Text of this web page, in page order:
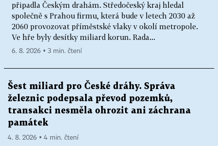
připadla Českým drahám. Středočeský kraj hledal
společně s Prahou firmu, která bude v letech 2030 až
2060 provozovat příměstské vlaky v okolí metropole.
Ve hře byly desítky miliard korun. Rada...
6. 8. 2026 ▪ 3 min. čtení
Šest miliard pro České dráhy. Správa
železnic podepsala převod pozemků,
transakci nesměla ohrozit ani záchrana
památek
4. 8. 2026 ▪ 4 min. čtení